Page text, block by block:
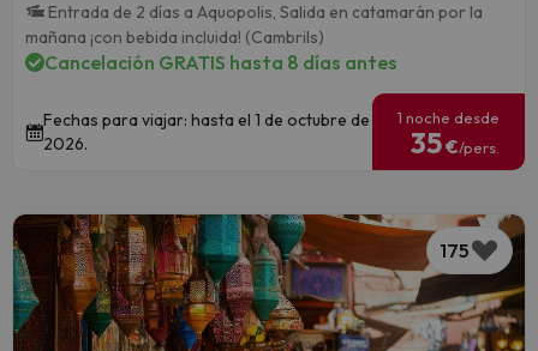
Entrada de 2 días a Aquopolis, Salida en catamarán por la
mañana ¡con bebida incluida! (Cambrils)
Cancelación GRATIS hasta 8 días antes
Fechas para viajar: hasta el 1 de octubre de
2026.
1 noche desde
35€/pers.
175